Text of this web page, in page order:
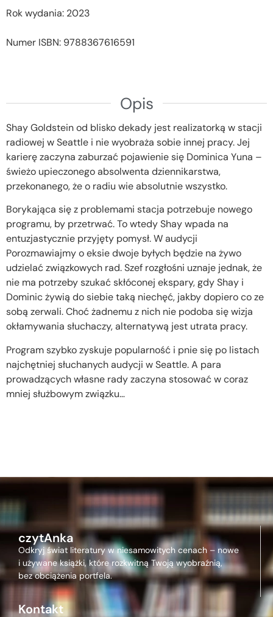
Rok wydania: 2023
Numer ISBN: 9788367616591
Opis
Shay Goldstein od blisko dekady jest realizatorką w stacji
radiowej w Seattle i nie wyobraża sobie innej pracy. Jej
karierę zaczyna zaburzać pojawienie się Dominica Yuna –
świeżo upieczonego absolwenta dziennikarstwa,
przekonanego, że o radiu wie absolutnie wszystko.
Borykająca się z problemami stacja potrzebuje nowego
programu, by przetrwać. To wtedy Shay wpada na
entuzjastycznie przyjęty pomysł. W audycji
Porozmawiajmy o eksie dwoje byłych będzie na żywo
udzielać związkowych rad. Szef rozgłośni uznaje jednak, że
nie ma potrzeby szukać skłóconej ekspary, gdy Shay i
Dominic żywią do siebie taką niechęć, jakby dopiero co ze
sobą zerwali. Choć żadnemu z nich nie podoba się wizja
okłamywania słuchaczy, alternatywą jest utrata pracy.
Program szybko zyskuje popularność i pnie się po listach
najchętniej słuchanych audycji w Seattle. A para
prowadzących własne rady zaczyna stosować w coraz
mniej służbowym związku…
czytAnka
Odkryj świat literatury w niesamowitych cenach – nowe
i używane książki, które rozkwitną Twoją wyobraźnią,
bez obciążenia portfela.
Kontakt